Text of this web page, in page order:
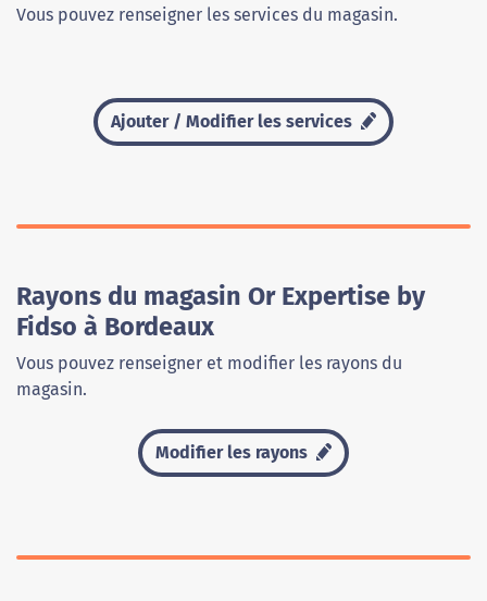
Vous pouvez renseigner les services du magasin.
Ajouter / Modifier les services
Rayons du magasin Or Expertise by
Fidso à Bordeaux
Vous pouvez renseigner et modifier les rayons du
magasin.
Modifier les rayons